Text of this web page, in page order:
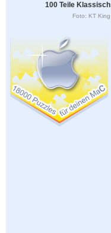
100 Teile Klassisch
Foto: KT King